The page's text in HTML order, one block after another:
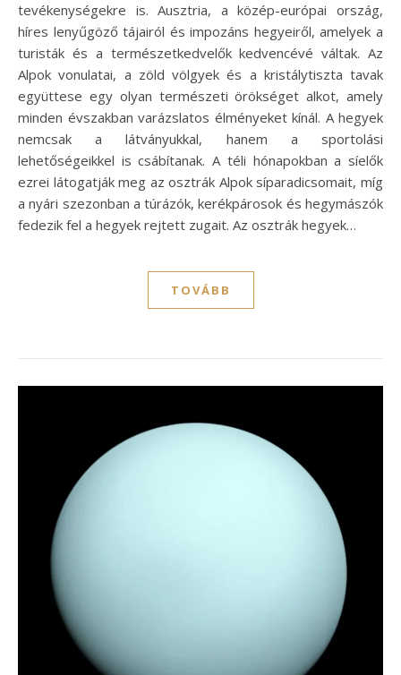
tevékenységekre is. Ausztria, a közép-európai ország,
híres lenyűgöző tájairól és impozáns hegyeiről, amelyek a
turisták és a természetkedvelők kedvencévé váltak. Az
Alpok vonulatai, a zöld völgyek és a kristálytiszta tavak
együttese egy olyan természeti örökséget alkot, amely
minden évszakban varázslatos élményeket kínál. A hegyek
nemcsak a látványukkal, hanem a sportolási
lehetőségeikkel is csábítanak. A téli hónapokban a síelők
ezrei látogatják meg az osztrák Alpok síparadicsomait, míg
a nyári szezonban a túrázók, kerékpárosok és hegymászók
fedezik fel a hegyek rejtett zugait. Az osztrák hegyek…
TOVÁBB